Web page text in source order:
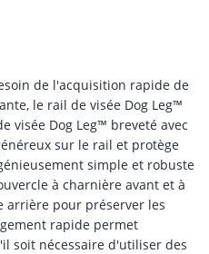
de l'acquisition rapide de
le rail de visée Dog Leg™
visée Dog Leg™ breveté avec
sur le rail et protège
simple et robuste
à charnière avant et à
arrière pour préserver les
rapide permet
soit nécessaire d'utiliser des